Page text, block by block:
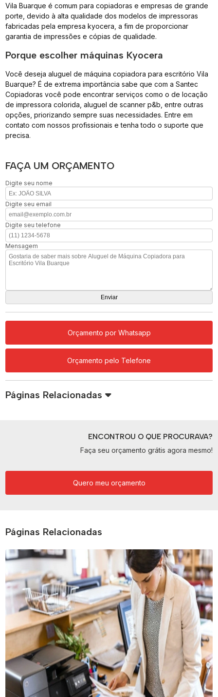
Vila Buarque é comum para copiadoras e empresas de grande
porte, devido à alta qualidade dos modelos de impressoras
fabricadas pela empresa kyocera, a fim de proporcionar
garantia de impressões e cópias de qualidade.
Porque escolher máquinas Kyocera
Você deseja aluguel de máquina copiadora para escritório Vila
Buarque? É de extrema importância sabe que com a Santec
Copiadoras você pode encontrar serviços como o de locação
de impressora colorida, aluguel de scanner p&b, entre outras
opções, priorizando sempre suas necessidades. Entre em
contato com nossos profissionais e tenha todo o suporte que
precisa.
FAÇA UM ORÇAMENTO
Digite seu nome
Digite seu email
Digite seu telefone
Mensagem
Orçamento por Whatsapp
Orçamento pelo Telefone
Páginas Relacionadas
ENCONTROU O QUE PROCURAVA?
Faça seu orçamento grátis agora mesmo!
Quero meu orçamento
Páginas Relacionadas